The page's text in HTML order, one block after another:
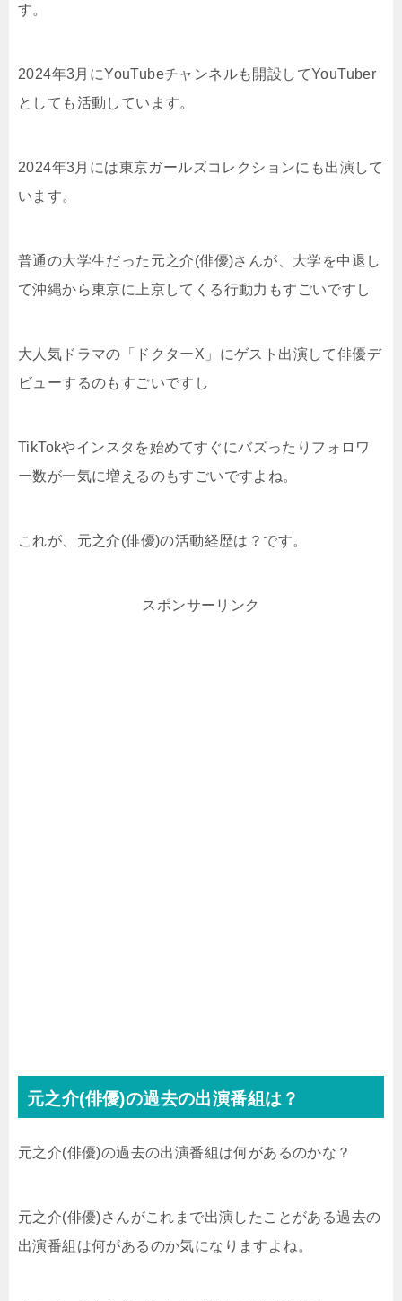
す。
2024年3月にYouTubeチャンネルも開設してYouTuber
としても活動しています。
2024年3月には東京ガールズコレクションにも出演して
います。
普通の大学生だった元之介(俳優)さんが、大学を中退し
て沖縄から東京に上京してくる行動力もすごいですし
大人気ドラマの「ドクターX」にゲスト出演して俳優デ
ビューするのもすごいですし
TikTokやインスタを始めてすぐにバズったりフォロワ
ー数が一気に増えるのもすごいですよね。
これが、元之介(俳優)の活動経歴は？です。
スポンサーリンク
元之介(俳優)の過去の出演番組は？
元之介(俳優)の過去の出演番組は何があるのかな？
元之介(俳優)さんがこれまで出演したことがある過去の
出演番組は何があるのか気になりますよね。